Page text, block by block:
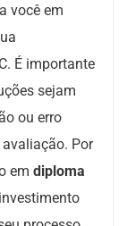
você em
É importante
sejam
ou erro
Por
em diploma